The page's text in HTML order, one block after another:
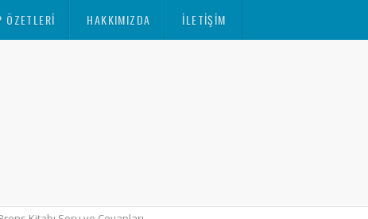
ÖZETLERI HAKKIMIZDA İLETIŞIM